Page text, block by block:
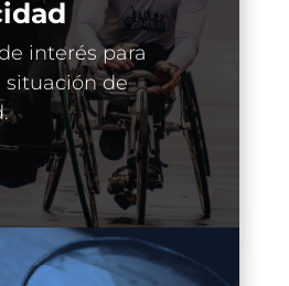
interés para
situación de